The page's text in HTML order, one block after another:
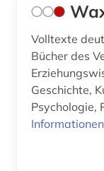
Volltexte
Bücher des
Geschichte,
Psychologie,
Informationen